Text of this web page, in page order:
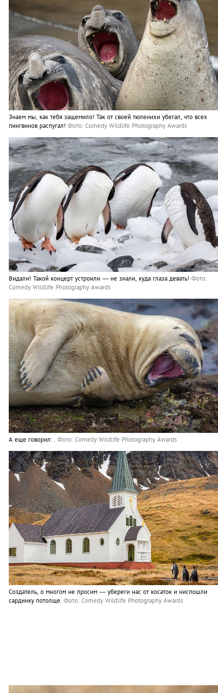
Знаем мы, как тебя защемило! Так от своей тюленихи убегал, что всех
пингвинов распугал! Фото: Comedy Wildlife Photography Awards
Видали! Такой концерт устроили — не знали, куда глаза девать! Фото:
Comedy Wildlife Photography Awards
А еще говорил: . Фото: Comedy Wildlife Photography Awards
Создатель, о многом не просим — убереги нас от косаток и ниспошли
сардинку потолще. Фото: Comedy Wildlife Photography Awards